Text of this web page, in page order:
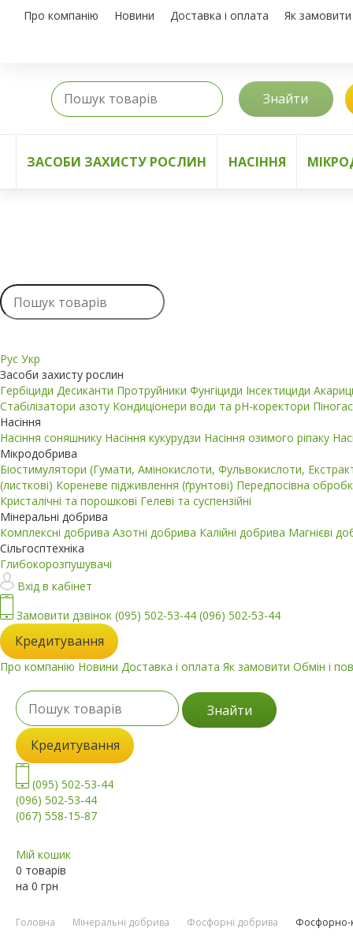
Про компанію Новини Доставка і оплата Як замовити
Знайти
ЗАСОБИ ЗАХИСТУ РОСЛИН НАСІННЯ
Рус Укр
Засоби захисту рослин
Гербіциди Десиканти Протруйники Фунгіциди Інсектициди
Стабілізатори азоту Кондиціонери води та pH-коректори
Насіння
Насіння соняшнику Насіння кукурудзи Насіння озимого ріпаку
Мікродобрива
Біостимулятори (Гумати, Амінокислоти, Фульвокислоти,
(листкові) Кореневе підживлення (ґрунтові) Передпосівна
Кристалічні та порошкові Гелеві та суспензійні
Мінеральні добрива
Комплексні добрива Азотні добрива Калійні добрива Магнієві
Сільгосптехніка
Глибокорозпушувачі
Вхід в кабінет
Замовити дзвінок (095) 502-53-44 (096) 502-53-44
Кредитування
Про компанію Новини Доставка і оплата Як замовити Обмін і
Знайти
Кредитування
(095) 502-53-44
(096) 502-53-44
(067) 558-15-87
Мій кошик
0 товарів
на 0 грн
Головна Мінеральні добрива Фосфорні добрива Фосфорно-